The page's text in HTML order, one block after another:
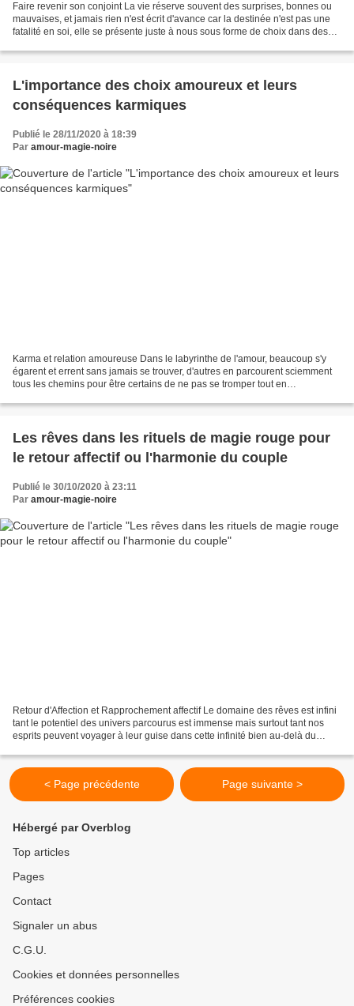
Faire revenir son conjoint La vie réserve souvent des surprises, bonnes ou
mauvaises, et jamais rien n'est écrit d'avance car la destinée n'est pas une
fatalité en soi, elle se présente juste à nous sous forme de choix dans des
L'importance des choix amoureux et leurs
conséquences karmiques
Publié le 28/11/2020 à 18:39
Par amour-magie-noire
Karma et relation amoureuse Dans le labyrinthe de l'amour, beaucoup s'y
égarent et errent sans jamais se trouver, d'autres en parcourent sciemment
tous les chemins pour être certains de ne pas se tromper tout en
Les rêves dans les rituels de magie rouge pour
le retour affectif ou l'harmonie du couple
Publié le 30/10/2020 à 23:11
Par amour-magie-noire
Retour d'Affection et Rapprochement affectif Le domaine des rêves est infini
tant le potentiel des univers parcourus est immense mais surtout tant nos
esprits peuvent voyager à leur guise dans cette infinité bien au-delà du
< Page précédente Page suivante >
Hébergé par Overblog
Top articles
Pages
Contact
Signaler un abus
C.G.U.
Cookies et données personnelles
Préférences cookies